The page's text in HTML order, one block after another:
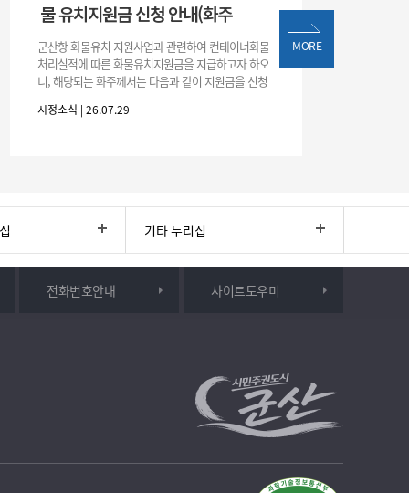
물 유치지원금 신청 안내(화주
군산항 화물유치 지원사업과 관련하여 컨테이너화물
처리실적에 따른 화물유치지원금을 지급하고자 하오
니, 해당되는 화주께서는 다음과 같이 지원금을 신청
(6개월
시정소식 | 26.07.29
MORE
기타 누리집
전화번호안내 사이트도우미